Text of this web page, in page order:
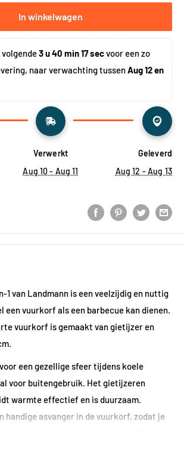
In winkelwagen
3 u 40 min 16 sec voor een zo
naar verwachting tussen Aug 12 en
Verwerkt
Aug 10 - Aug 11
Geleverd
Aug 12 - Aug 13
1 van Landmann is een veelzijdig en nuttig
een vuurkorf als een barbecue kan dienen.
vuurkorf is gemaakt van gietijzer en
een gezellige sfeer tijdens koele
voor buitengebruik. Het gietijzeren
warmte effectief en is duurzaam.
handige asvanger in de vuurkorf, zodat je
alles! Deze veelzijdige vuurkorf kan ook